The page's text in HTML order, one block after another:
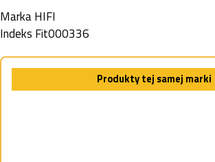
MarkaHIFI
Indeks Fit000336
Produkty tej samej marki